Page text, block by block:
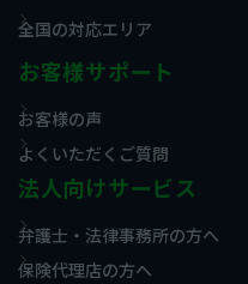
全国の対応エリア
お客様サポート
お客様の声
よくいただくご質問
法人向けサービス
弁護士・法律事務所の方へ
保険代理店の方へ